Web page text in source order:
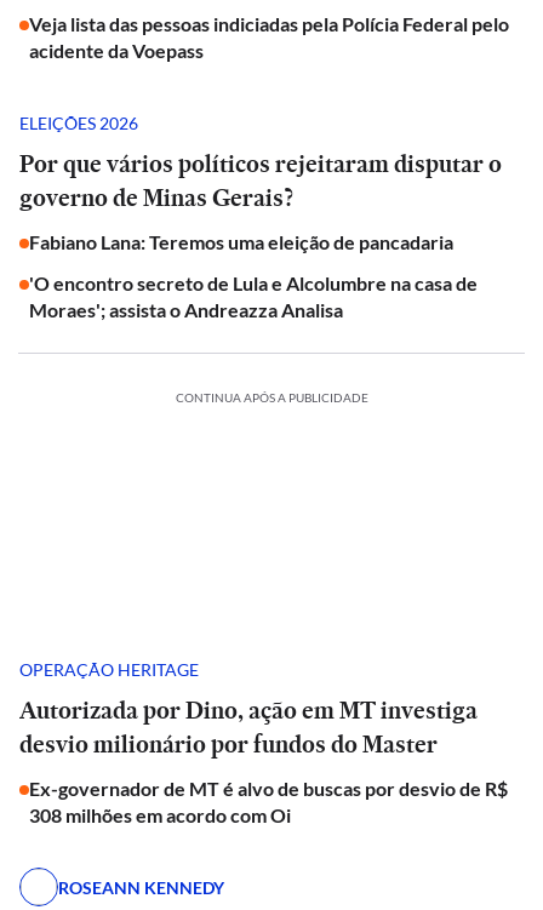
Veja lista das pessoas indiciadas pela Polícia Federal pelo
acidente da Voepass
ELEIÇÕES 2026
Por que vários políticos rejeitaram disputar o
governo de Minas Gerais?
Fabiano Lana: Teremos uma eleição de pancadaria
'O encontro secreto de Lula e Alcolumbre na casa de
Moraes'; assista o Andreazza Analisa
CONTINUA APÓS A PUBLICIDADE
OPERAÇÃO HERITAGE
Autorizada por Dino, ação em MT investiga
desvio milionário por fundos do Master
Ex-governador de MT é alvo de buscas por desvio de R$
308 milhões em acordo com Oi
ROSEANN KENNEDY